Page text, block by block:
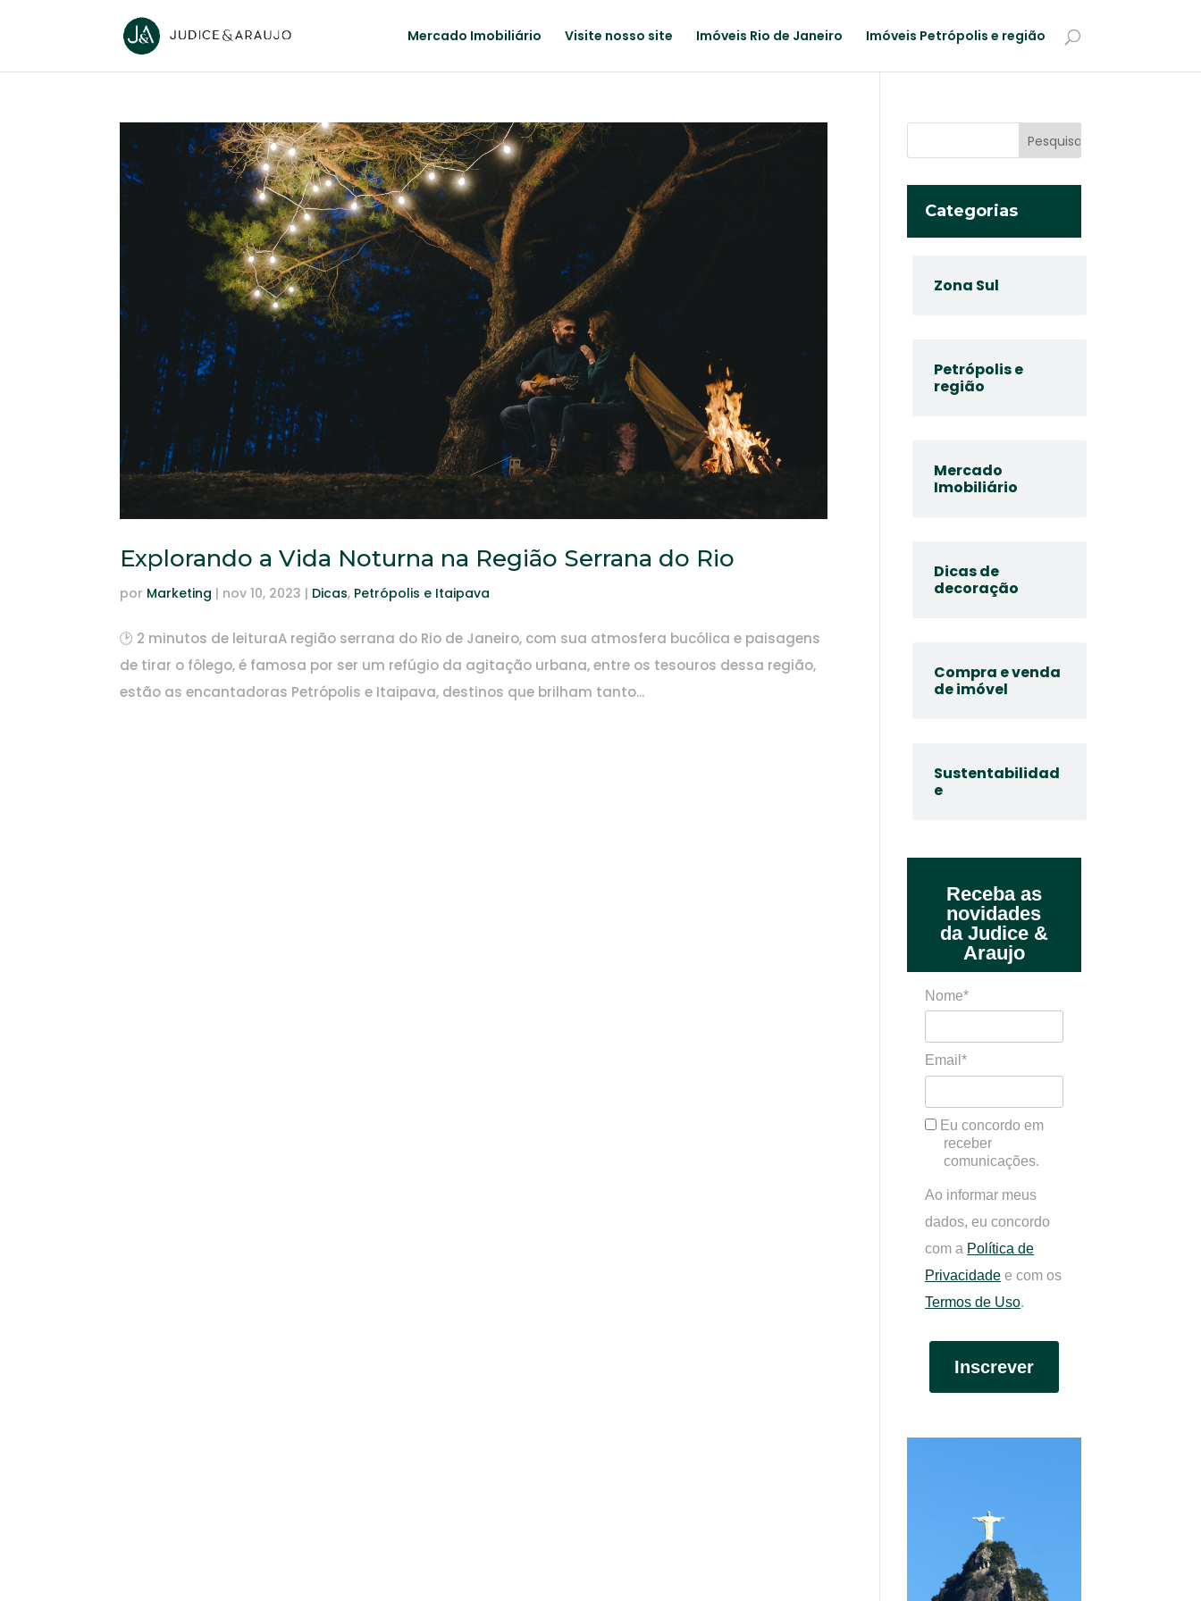
Mercado Imobiliário Visite nosso site Imóveis Rio de Janeiro Imóveis Petrópolis e região
Explorando a Vida Noturna na Região Serrana do Rio
por Marketing | nov 10, 2023 | Dicas, Petrópolis e Itaipava
🕑 2 minutos de leituraA região serrana do Rio de Janeiro, com sua atmosfera bucólica e paisagens
de tirar o fôlego, é famosa por ser um refúgio da agitação urbana, entre os tesouros dessa região,
estão as encantadoras Petrópolis e Itaipava, destinos que brilham tanto...
Categorias
Zona Sul
Petrópolis e
região
Mercado
Imobiliário
Dicas de
decoração
Compra e venda
de imóvel
Sustentabilidad
e
Receba as
novidades
da Judice &
Araujo
Nome*
Email*
Eu concordo em
receber
comunicações.
Ao informar meus
dados, eu concordo
com a Política de
Privacidade e com os
Termos de Uso.
Inscrever